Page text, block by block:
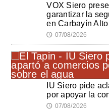
VOX Siero
garantizar la
en Carbayín Alto
🕔 07/08/2026
IU Siero pide
por apoyar la
🕔 07/08/2026